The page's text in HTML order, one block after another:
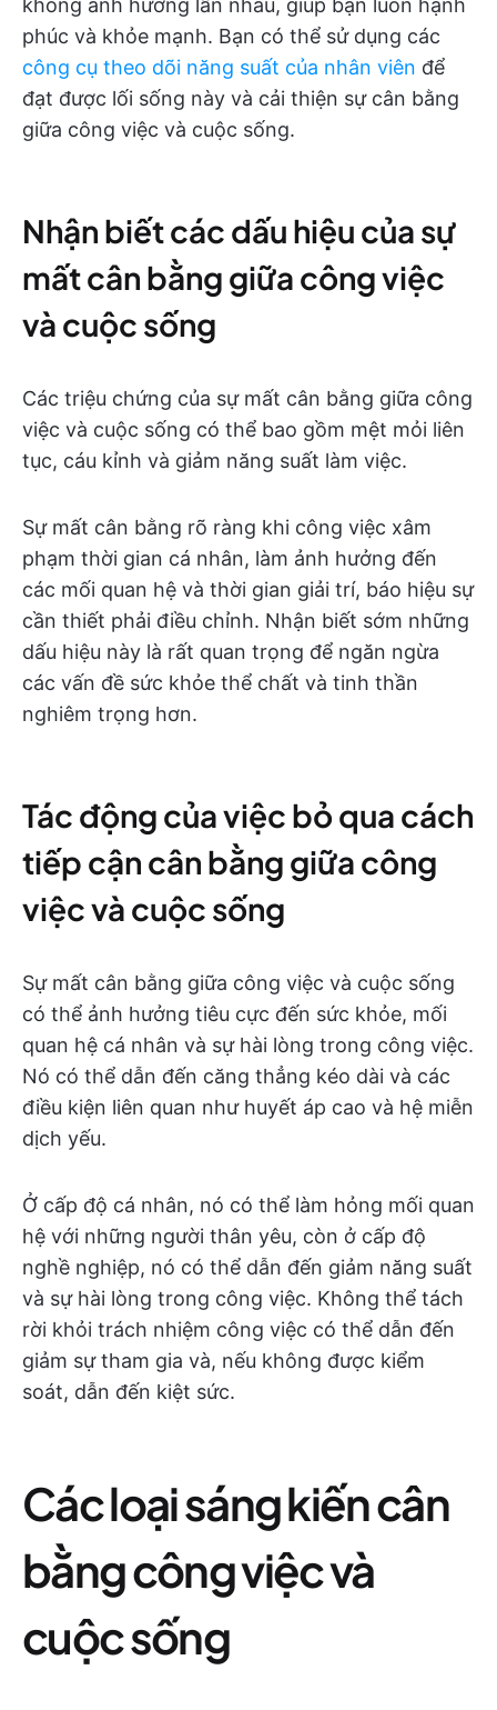
không ảnh hưởng lẫn nhau, giúp bạn luôn hạnh
phúc và khỏe mạnh. Bạn có thể sử dụng các
công cụ theo dõi năng suất của nhân viên để
đạt được lối sống này và cải thiện sự cân bằng
giữa công việc và cuộc sống.
Nhận biết các dấu hiệu của sự
mất cân bằng giữa công việc
và cuộc sống
Các triệu chứng của sự mất cân bằng giữa công
việc và cuộc sống có thể bao gồm mệt mỏi liên
tục, cáu kỉnh và giảm năng suất làm việc.
Sự mất cân bằng rõ ràng khi công việc xâm
phạm thời gian cá nhân, làm ảnh hưởng đến
các mối quan hệ và thời gian giải trí, báo hiệu sự
cần thiết phải điều chỉnh. Nhận biết sớm những
dấu hiệu này là rất quan trọng để ngăn ngừa
các vấn đề sức khỏe thể chất và tinh thần
nghiêm trọng hơn.
Tác động của việc bỏ qua cách
tiếp cận cân bằng giữa công
việc và cuộc sống
Sự mất cân bằng giữa công việc và cuộc sống
có thể ảnh hưởng tiêu cực đến sức khỏe, mối
quan hệ cá nhân và sự hài lòng trong công việc.
Nó có thể dẫn đến căng thẳng kéo dài và các
điều kiện liên quan như huyết áp cao và hệ miễn
dịch yếu.
Ở cấp độ cá nhân, nó có thể làm hỏng mối quan
hệ với những người thân yêu, còn ở cấp độ
nghề nghiệp, nó có thể dẫn đến giảm năng suất
và sự hài lòng trong công việc. Không thể tách
rời khỏi trách nhiệm công việc có thể dẫn đến
giảm sự tham gia và, nếu không được kiểm
soát, dẫn đến kiệt sức.
Các loại sáng kiến cân
bằng công việc và
cuộc sống